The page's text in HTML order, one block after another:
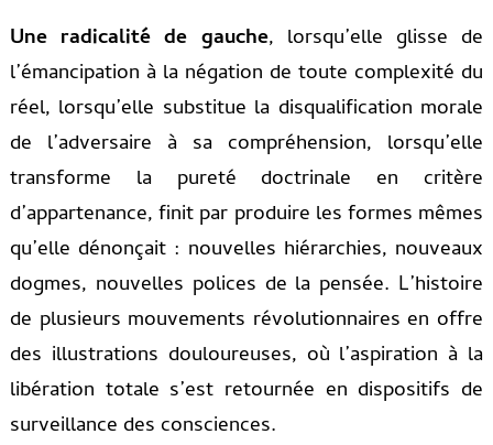
Une radicalité de gauche, lorsqu’elle glisse de
l’émancipation à la négation de toute complexité du
réel, lorsqu’elle substitue la disqualification morale
de l’adversaire à sa compréhension, lorsqu’elle
transforme la pureté doctrinale en critère
d’appartenance, finit par produire les formes mêmes
qu’elle dénonçait : nouvelles hiérarchies, nouveaux
dogmes, nouvelles polices de la pensée. L’histoire
de plusieurs mouvements révolutionnaires en offre
des illustrations douloureuses, où l’aspiration à la
libération totale s’est retournée en dispositifs de
surveillance des consciences.